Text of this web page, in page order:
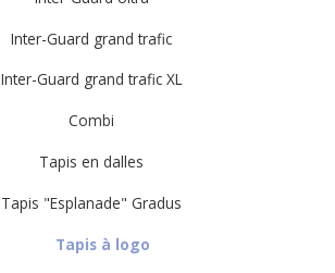
Nez de marche Extérieurs
Sécurisation des sols
Inter-Guard grand trafic
Inter-Guard grand trafic XL
Combi
Tapis en dalles
Tapis "Esplanade" Gradus
Tapis à logo